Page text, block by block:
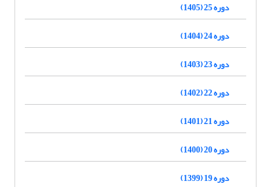
دوره 25 (1405)
دوره 24 (1404)
دوره 23 (1403)
دوره 22 (1402)
دوره 21 (1401)
دوره 20 (1400)
دوره 19 (1399)